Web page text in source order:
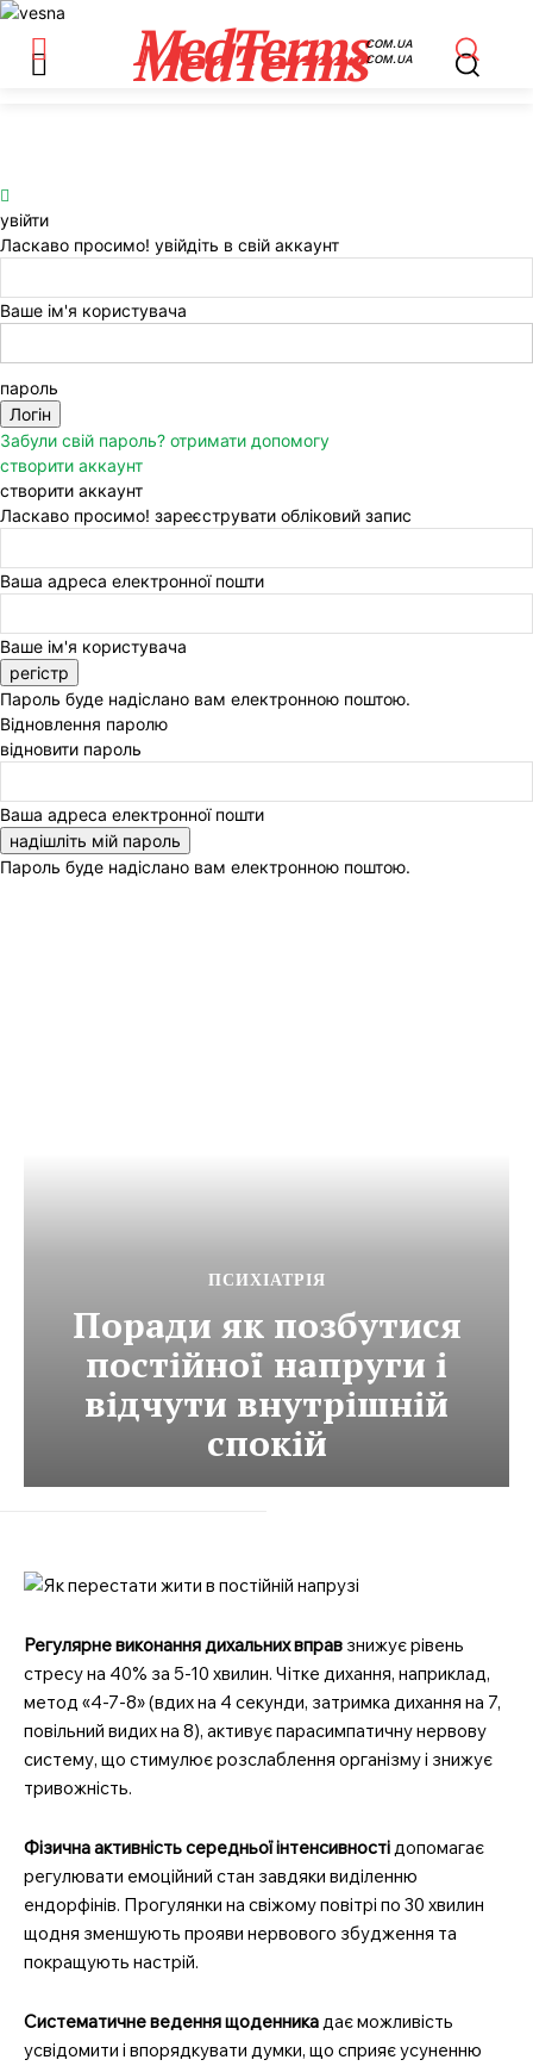
MedTermsCOM.UA
MedTermsCOM.UA
увійти
Ласкаво просимо! увійдіть в свій аккаунт
Ваше ім'я користувача
пароль
Забули свій пароль? отримати допомогу
створити аккаунт
створити аккаунт
Ласкаво просимо! зареєструвати обліковий запис
Ваша адреса електронної пошти
Ваше ім'я користувача
Пароль буде надіслано вам електронною поштою.
Відновлення паролю
відновити пароль
Ваша адреса електронної пошти
Пароль буде надіслано вам електронною поштою.
ПСИХІАТРІЯ
Поради як позбутися
постійної напруги і
відчути внутрішній
спокій
Регулярне виконання дихальних вправ знижує рівень
стресу на 40% за 5-10 хвилин. Чітке дихання, наприклад,
метод «4-7-8» (вдих на 4 секунди, затримка дихання на 7,
повільний видих на 8), активує парасимпатичну нервову
систему, що стимулює розслаблення організму і знижує
тривожність.
Фізична активність середньої інтенсивностідопомагає
регулювати емоційний стан завдяки виділенню
ендорфінів. Прогулянки на свіжому повітрі по 30 хвилин
щодня зменшують прояви нервового збудження та
покращують настрій.
Систематичне ведення щоденникадає можливість
усвідомити і впорядкувати думки, що сприяє усуненню